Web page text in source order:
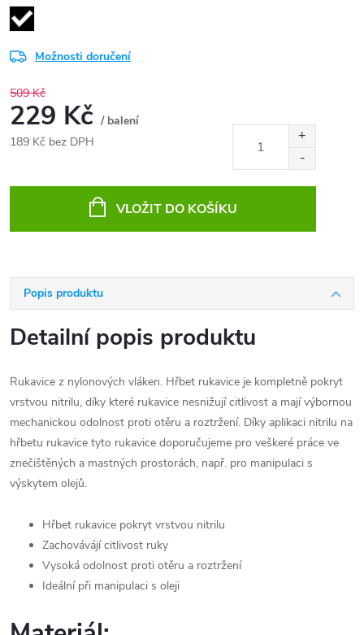
Možnosti doručení
509 Kč
229 Kč / balení
189 Kč bez DPH
VLOŽIT DO KOŠÍKU
Popis produktu
Detailní popis produktu
Rukavice z nylonových vláken. Hřbet rukavice je kompletně pokryt
vrstvou nitrilu, díky které rukavice nesnižují citlivost a mají výbornou
mechanickou odolnost proti otěru a roztržení. Díky aplikaci nitrilu na
hřbetu rukavice tyto rukavice doporučujeme pro veškeré práce ve
znečištěných a mastných prostorách, např. pro manipulaci s
výskytem olejů.
Hřbet rukavice pokryt vrstvou nitrilu
Zachovávájí citlivost ruky
Vysoká odolnost proti otěru a roztržení
Ideální při manipulaci s oleji